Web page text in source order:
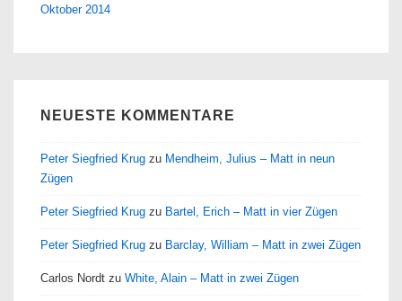
Oktober 2014
NEUESTE KOMMENTARE
Peter Siegfried Krug zu Mendheim, Julius – Matt in neun
Zügen
Peter Siegfried Krug zu Bartel, Erich – Matt in vier Zügen
Peter Siegfried Krug zu Barclay, William – Matt in zwei Zügen
Carlos Nordt zu White, Alain – Matt in zwei Zügen